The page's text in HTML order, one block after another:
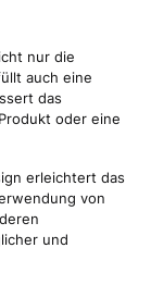
nur die
auch eine
das
oder eine
erleichtert das
von
und